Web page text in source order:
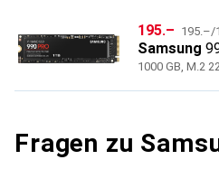
CHF
195.– CHF
195.–/
Samsung
1000 GB, M.2
Fragen zu